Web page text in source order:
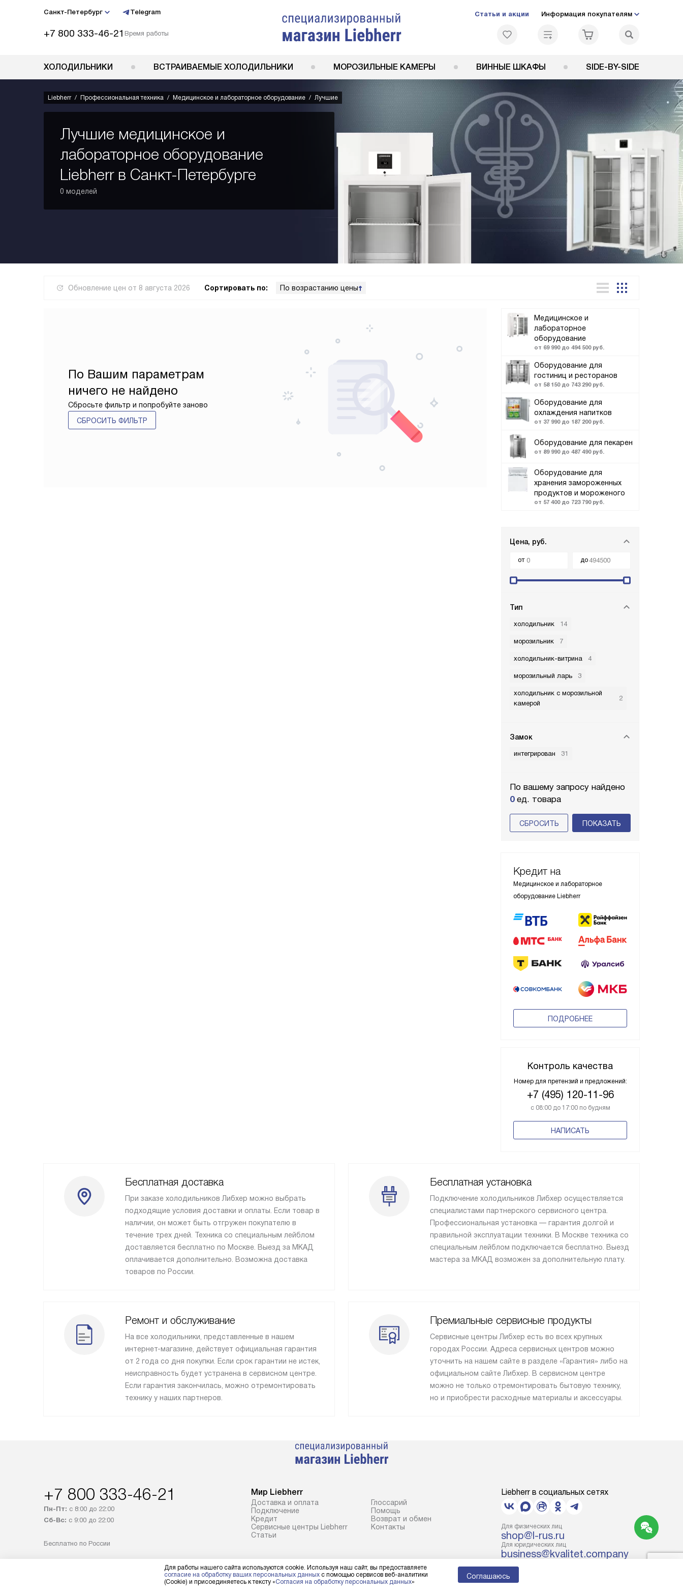
Санкт-Петербург Telegram
+7 800 333-46-21 Время работы
Статьи и акции Информация покупателям
ХОЛОДИЛЬНИКИ ВСТРАИВАЕМЫЕ ХОЛОДИЛЬНИКИ МОРОЗИЛЬНЫЕ КАМЕРЫ ВИННЫЕ ШКАФЫ SIDE-BY-SIDE
Liebherr Профессиональная техника Медицинское и лабораторное оборудование Лучшие
Лучшие медицинское и
лабораторное оборудование
Liebherr в Санкт-Петербурге
0 моделей
Обновление цен от 8 августа 2026 Сортировать по: По возрастанию цены
Медицинское и
лабораторное
оборудование
от 69 990 до 494 500 руб.
Оборудование для
гостиниц и ресторанов
от 58 150 до 743 290 руб.
Оборудование для
охлаждения напитков
от 37 990 до 187 200 руб.
Оборудование для пекарен
от 89 990 до 487 490 руб.
Оборудование для
хранения замороженных
продуктов и мороженого
от 57 400 до 723 790 руб.
Цена, руб.
от до
Тип
холодильник 14
морозильник 7
холодильник-витрина 4
морозильный ларь 3
холодильник с морозильной
камерой
2
Замок
интегрирован 31
По вашему запросу найдено
0ед. товара
СБРОСИТЬ
Кредит на
Медицинское и лабораторное
оборудование Liebherr
ПОДРОБНЕЕ
Контроль качества
Номер для претензий и предложений:
+7 (495) 120-11-96
с 08:00 до 17:00 по будням
НАПИСАТЬ
По Вашим параметрам
ничего не найдено
Сбросьте фильтр и попробуйте заново
СБРОСИТЬ ФИЛЬТР
Бесплатная доставка
При заказе холодильников Либхер можно выбрать
подходящие условия доставки и оплаты. Если товар в
наличии, он может быть отгружен покупателю в
течение трех дней. Техника со специальным лейблом
доставляется бесплатно по Москве. Выезд за МКАД
оплачивается дополнительно. Возможна доставка
товаров по России.
Бесплатная установка
Подключение холодильников Либхер осуществляется
специалистами партнерского сервисного центра.
Профессиональная установка — гарантия долгой и
правильной эксплуатации техники. В Москве техника со
специальным лейблом подключается бесплатно. Выезд
мастера за МКАД возможен за дополнительную плату.
Ремонт и обслуживание
На все холодильники, представленные в нашем
интернет-магазине, действует официальная гарантия
от 2 года со дня покупки. Если срок гарантии не истек,
неисправность будет устранена в сервисном центре.
Если гарантия закончилась, можно отремонтировать
технику у наших партнеров.
Премиальные сервисные продукты
Сервисные центры Либхер есть во всех крупных
городах России. Адреса сервисных центров можно
уточнить на нашем сайте в разделе «Гарантия» либо на
официальном сайте Либхер. В сервисном центре
можно не только отремонтировать бытовую технику,
но и приобрести расходные материалы и аксессуары.
+7 800 333-46-21
Пн-Пт: с 8:00 до 22:00
Сб-Вс: с 9:00 до 22:00
Бесплатно по России
Мир Liebherr
Доставка и оплата
Подключение
Кредит
Сервисные центры Liebherr
Cтатьи
Глоссарий
Помощь
Возврат и обмен
Контакты
Liebherr в социальных сетях
Для физических лиц
shop@l-rus.ru
Для юридических лиц
business@kvalitet.company
Для работы нашего сайта используются cookie. Используя наш сайт, вы предоставляете
согласие на обработку ваших персональных данных с помощью сервисов веб-аналитики
(Cookie) и присоединяетесь к тексту «Согласия на обработку персональных данных»
Соглашаюсь